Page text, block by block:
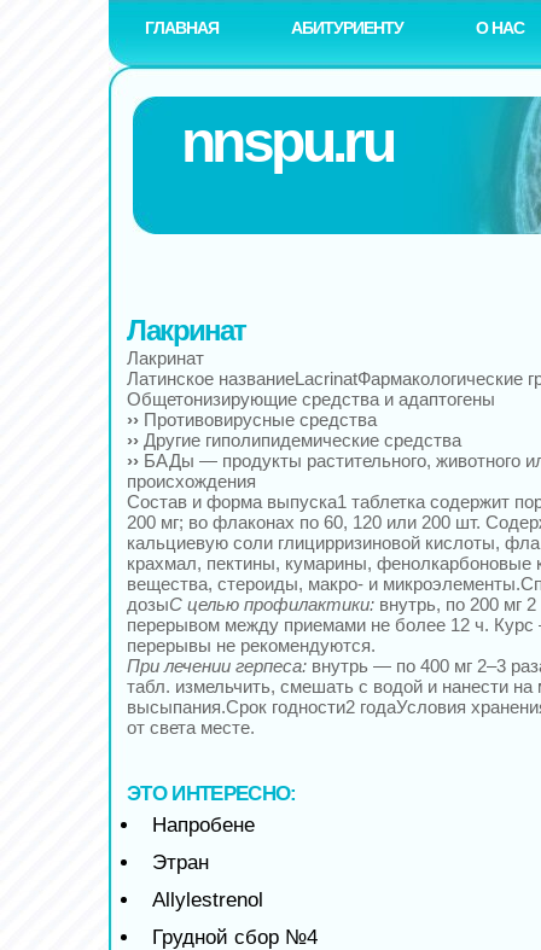
ГЛАВНАЯ АБИТУРИЕНТУ О НАС
nnspu.ru
Лакринат
Лакринат
Латинское названиеLacrinatФармакологические
Общетонизирующие средства и адаптогены
›› Противовирусные средства
›› Другие гиполипидемические средства
›› БАДы — продукты растительного, животного
происхождения
Состав и форма выпуска1 таблетка содержит
200 мг; во флаконах по 60, 120 или 200 шт.
кальциевую соли глицирризиновой кислоты,
крахмал, пектины, кумарины, фенолкарбоновые
вещества, стероиды, макро- и
дозыС целью профилактики: внутрь, по 200 мг
перерывом между приемами не более 12 ч. Курс
перерывы не рекомендуются.
При лечении герпеса: внутрь — по 400 мг 2–3
табл. измельчить, смешать с водой и нанести на
высыпания.Срок годности2 годаУсловия
от света месте.
ЭТО ИНТЕРЕСНО:
Напробене
Этран
Allylestrenol
Грудной сбор №4